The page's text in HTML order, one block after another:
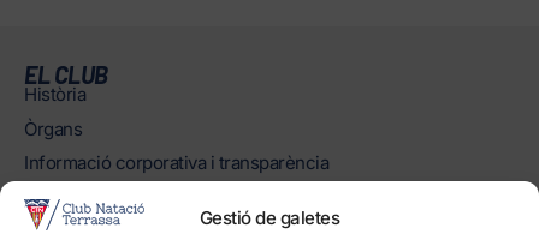
Gestió de galetes
EL CLUB
Història
Òrgans
Informació corporativa i transparència
Treballa amb nosaltres
Protecció dels Infants